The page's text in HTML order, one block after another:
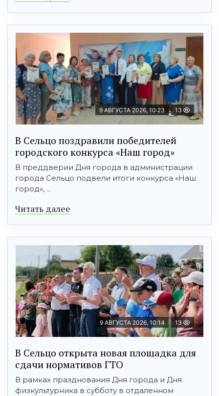
9 АВГУСТА 2026, 10:23 13
В Сельцо поздравили победителей
городского конкурса «Наш город»
В преддверии Дня города в администрации
города Сельцо подвели итоги конкурса «Наш
город», ...
Читать далее
9 АВГУСТА 2026, 10:14 13
В Сельцо открыта новая площадка для
сдачи нормативов ГТО
В рамках празднования Дня города и Дня
физкультурника в субботу в отдаленном